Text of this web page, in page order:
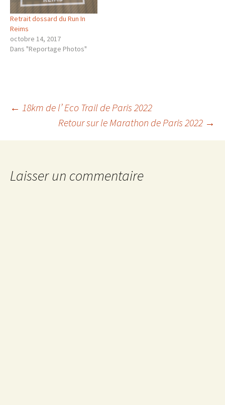
Retrait dossard du Run In
Reims
octobre 14, 2017
Dans "Reportage Photos"
Navigation
des
articles
← 18km de l’ Eco Trail de Paris 2022
Retour sur le Marathon de Paris 2022 →
Laisser un commentaire